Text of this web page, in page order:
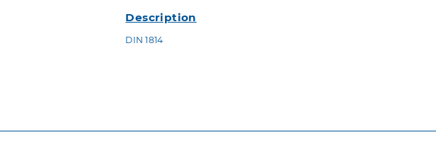
Description
DIN 1814